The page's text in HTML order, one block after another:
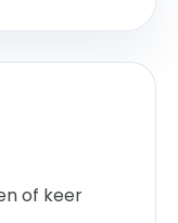
of keer